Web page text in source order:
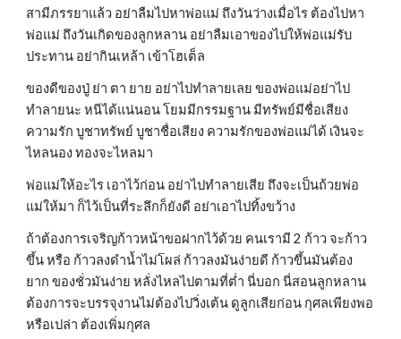
สามีภรรยาแล้ว อย่าลืมไปหาพ่อแม่ ถึงวันว่างเมื่อไร ต้องไปหา
พ่อแม่ ถึงวันเกิดของลูกหลาน อย่าลืมเอาของไปให้พ่อแม่รับ
ประทาน อย่ากินเหล้า เข้าโฮเต็ล
ของดีของปู่ ย่า ตา ยาย อย่าไปทำลายเลย ของพ่อแม่อย่าไป
ทำลายนะ หนีได้แน่นอน โยมมีกรรมฐาน มีทรัพย์มีชื่อเสียง
ความรัก บูชาทรัพย์ บูชาชื่อเสียง ความรักของพ่อแม่ได้ เงินจะ
ไหลนอง ทองจะไหลมา
พ่อแม่ให้อะไร เอาไว้ก่อน อย่าไปทำลายเสีย ถึงจะเป็นถ้วยพ่อ
แม่ให้มา ก็ไว้เป็นที่ระลึกก็ยังดี อย่าเอาไปทิ้งขว้าง
ถ้าต้องการเจริญก้าวหน้าขอฝากไว้ด้วย คนเรามี 2 ก้าว จะก้าว
ขึ้น หรือ ก้าวลงดำน้ำไม่โผล่ ก้าวลงมันง่ายดี ก้าวขึ้นมันต้อง
ยาก ของชั่วมันง่าย หลั่งไหลไปตามที่ต่ำ นี่บอก นี่สอนลูกหลาน
ต้องการจะบรรจุงานไม่ต้องไปวิ่งเต้น ดูลูกเสียก่อน กุศลเพียงพอ
หรือเปล่า ต้องเพิ่มกุศล